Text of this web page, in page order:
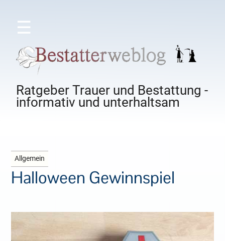
☰
Ratgeber Trauer und Bestattung -
informativ und unterhaltsam
Allgemein
Halloween Gewinnspiel